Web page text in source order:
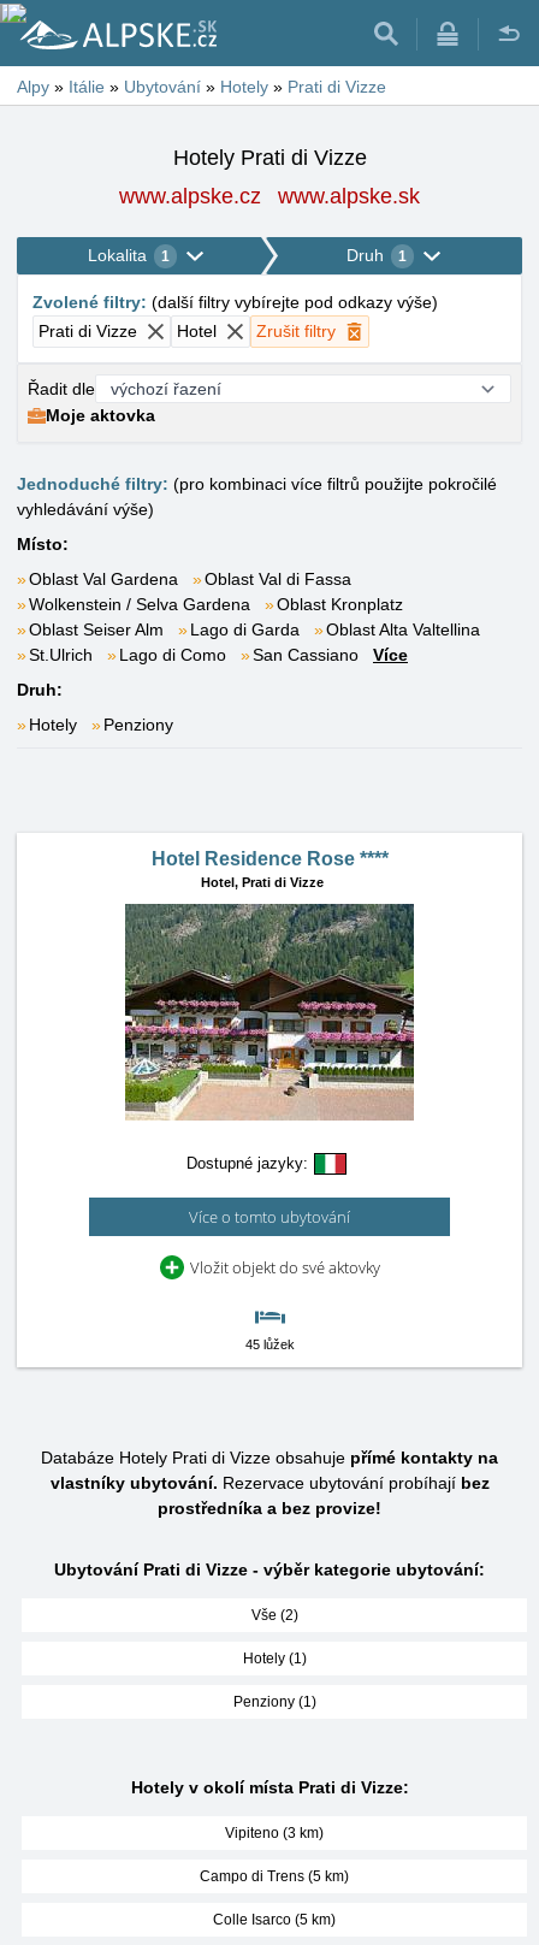
Alpy » Itálie » Ubytování » Hotely » Prati di Vizze
Hotely Prati di Vizze
www.alpske.cz
www.alpske.sk
Lokalita 1 Druh 1
Zvolené filtry: (další filtry vybírejte pod odkazy výše)
Prati di Vizze
Hotel Zrušit filtry
Řadit dle
Moje aktovka
Jednoduché filtry: (pro kombinaci více filtrů použijte pokročilé
vyhledávání výše)
Místo:
Oblast Val Gardena
Oblast Val di Fassa
Wolkenstein / Selva Gardena
Oblast Kronplatz
Oblast Seiser Alm
Lago di Garda
Oblast Alta Valtellina
St.Ulrich
Lago di Como San Cassiano
Více
Druh:
Hotely
Penziony
Hotel Residence Rose ****
Hotel, Prati di Vizze
Dostupné jazyky:
Více o tomto ubytování
Vložit objekt do své aktovky
45 lůžek
Databáze Hotely Prati di Vizze obsahuje přímé kontakty na
vlastníky ubytování. Rezervace ubytování probíhají bez
prostředníka a bez provize!
Ubytování Prati di Vizze - výběr kategorie ubytování:
Vše (2)
Hotely (1)
Penziony (1)
Hotely v okolí místa Prati di Vizze:
Vipiteno (3 km)
Campo di Trens (5 km)
Colle Isarco (5 km)